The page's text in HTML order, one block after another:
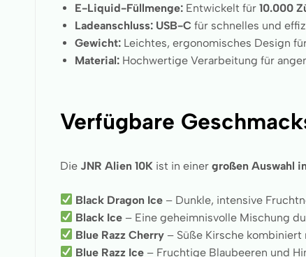
E-Liquid-Füllmenge:Entwickelt für 10.000
Ladeanschluss: USB-C für schnelles und
Gewicht:Leichtes, ergonomisches Design
Material:Hochwertige Verarbeitung für
Verfügbare
Die JNR Alien 10K ist in einer großen Auswahl
Black Dragon Ice – Dunkle, intensive
Black Ice – Eine geheimnisvolle Mischung
Blue Razz Cherry – Süße Kirsche
Blue Razz Ice – Fruchtige Blaubeeren und